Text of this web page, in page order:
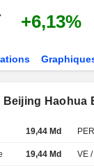
+6,13%
Haohua
19,44 Md
19,44 Md VE